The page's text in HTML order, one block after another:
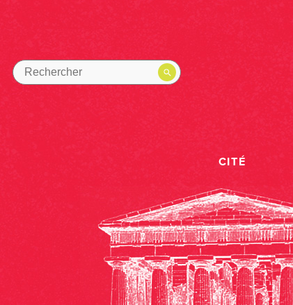
CITÉ